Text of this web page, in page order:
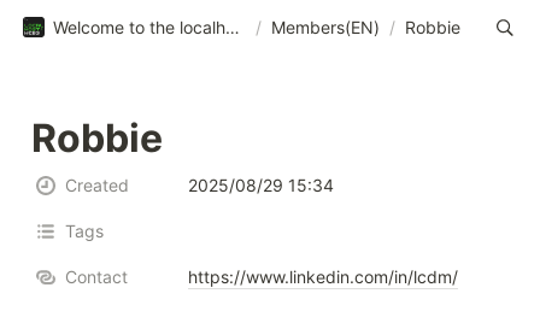
Welcome to the localhost:web3 / Members(EN) / Robbie
Robbie
Created 2025/08/29 15:34
Tags
Contact https://www.linkedin.com/in/lcdm/